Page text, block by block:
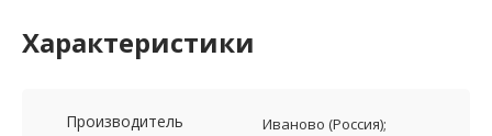
Характеристики
Производитель Иваново (Россия);